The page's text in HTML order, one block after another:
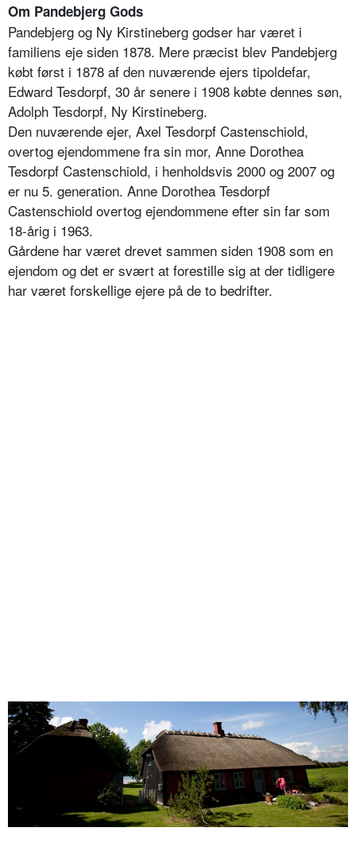
Om Pandebjerg Gods
Pandebjerg og Ny Kirstineberg godser har været i
familiens eje siden 1878. Mere præcist blev Pandebjerg
købt først i 1878 af den nuværende ejers tipoldefar,
Edward Tesdorpf, 30 år senere i 1908 købte dennes søn,
Adolph Tesdorpf, Ny Kirstineberg.
Den nuværende ejer, Axel Tesdorpf Castenschiold,
overtog ejendommene fra sin mor, Anne Dorothea
Tesdorpf Castenschiold, i henholdsvis 2000 og 2007 og
er nu 5. generation. Anne Dorothea Tesdorpf
Castenschiold overtog ejendommene efter sin far som
18-årig i 1963.
Gårdene har været drevet sammen siden 1908 som en
ejendom og det er svært at forestille sig at der tidligere
har været forskellige ejere på de to bedrifter.